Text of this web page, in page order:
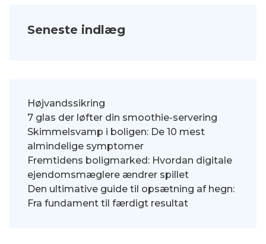
Seneste indlæg
Højvandssikring
7 glas der løfter din smoothie-servering
Skimmelsvamp i boligen: De 10 mest
almindelige symptomer
Fremtidens boligmarked: Hvordan digitale
ejendomsmæglere ændrer spillet
Den ultimative guide til opsætning af hegn:
Fra fundament til færdigt resultat